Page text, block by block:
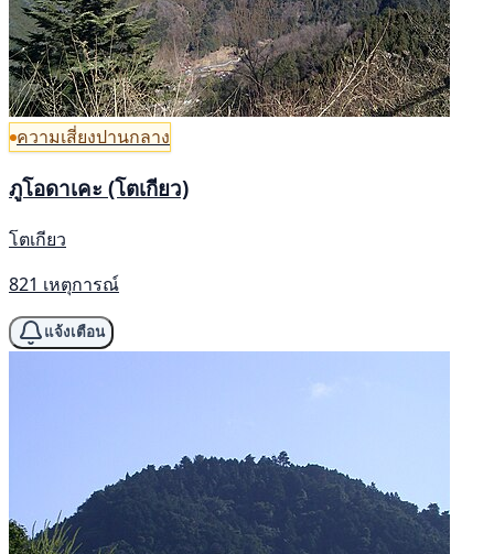
ความเสี่ยงปานกลาง
ภูโอดาเคะ (โตเกียว)
โตเกียว
821 เหตุการณ์
แจ้งเตือน